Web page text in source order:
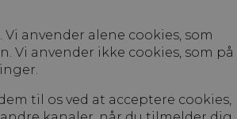
anvender alene cookies, som
anvender ikke cookies, som på
til os ved at acceptere cookies,